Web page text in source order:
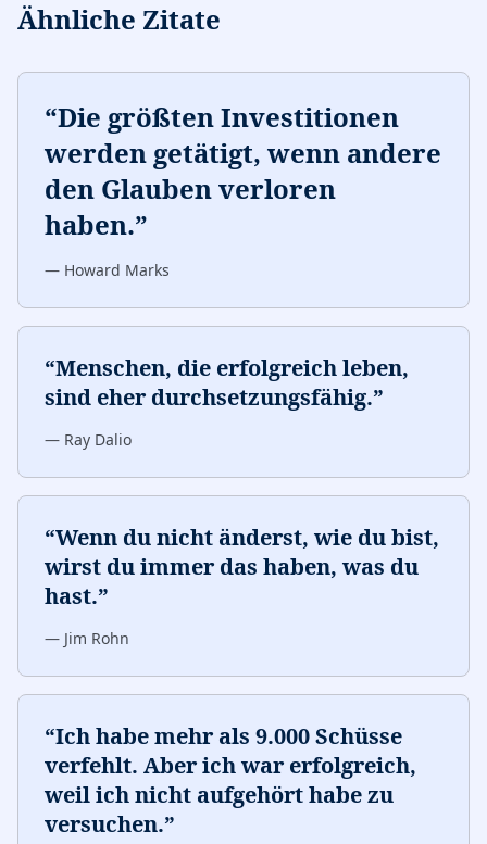
Ähnliche Zitate
“Die größten Investitionen
werden getätigt, wenn andere
den Glauben verloren
haben.”
— Howard Marks
“Menschen, die erfolgreich leben,
sind eher durchsetzungsfähig.”
— Ray Dalio
“Wenn du nicht änderst, wie du bist,
wirst du immer das haben, was du
hast.”
— Jim Rohn
“Ich habe mehr als 9.000 Schüsse
verfehlt. Aber ich war erfolgreich,
weil ich nicht aufgehört habe zu
versuchen.”